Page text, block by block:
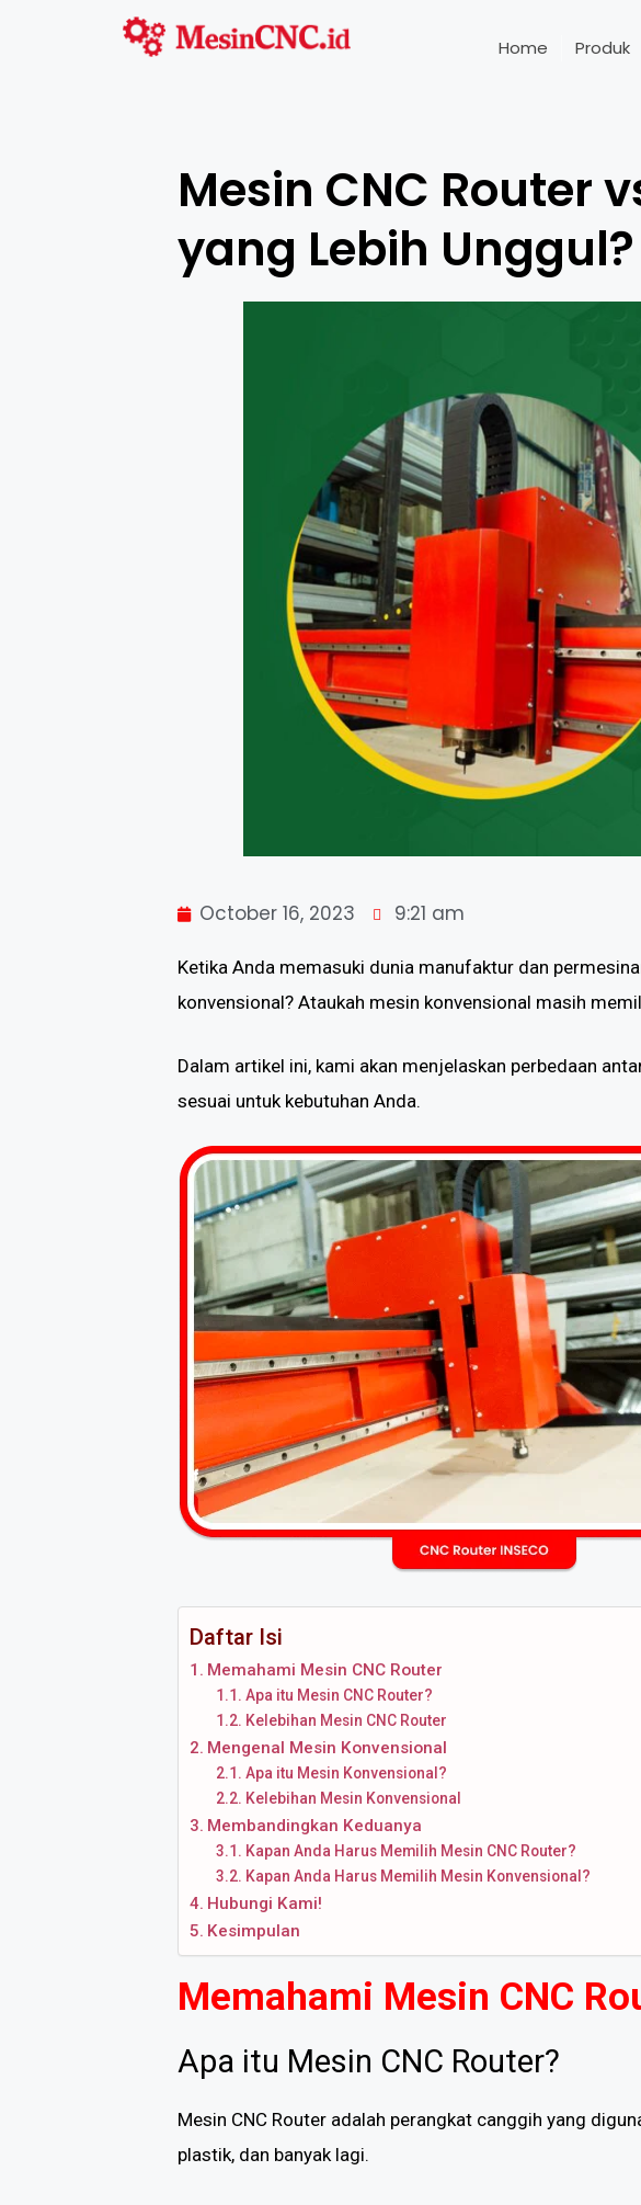
Home Produk
Mesin CNC Router
yang Lebih Unggul?
October 16, 2023 9:21 am
Ketika Anda memasuki dunia manufaktur dan
konvensional? Ataukah mesin konvensional masih
Dalam artikel ini, kami akan menjelaskan perbedaan
sesuai untuk kebutuhan Anda.
Daftar Isi
Memahami Mesin CNC Router
Apa itu Mesin CNC Router?
Kelebihan Mesin CNC Router
Mengenal Mesin Konvensional
Apa itu Mesin Konvensional?
Kelebihan Mesin Konvensional
Membandingkan Keduanya
Kapan Anda Harus Memilih Mesin CNC Router?
Kapan Anda Harus Memilih Mesin Konvensional?
Hubungi Kami!
Kesimpulan
Memahami Mesin CNC
Apa itu Mesin CNC Router?
Mesin CNC Router adalah perangkat canggih yang
plastik, dan banyak lagi.